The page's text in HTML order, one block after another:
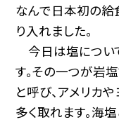
なんで日本初の給
り入れました。
今日は塩につい
す。その一つが岩
と呼び、アメリカ
多く取れます。海